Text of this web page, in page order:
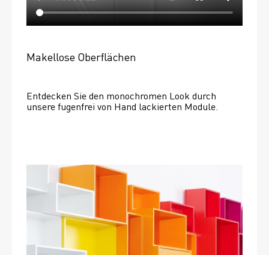
Makellose Oberflächen
Entdecken Sie den monochromen Look durch
unsere fugenfrei von Hand lackierten Module.